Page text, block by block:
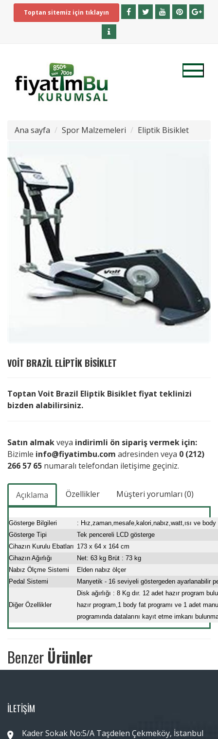
Toptan sitemiz için tıklayın
Ana sayfa Spor Malzemeleri Eliptik Bisiklet
VOIT BRAZIL ELIPTIK BISIKLET
Toptan Voit Brazil Eliptik Bisiklet fiyat teklinizi
bizden alabilirsiniz.
Satın almakveya indirimli ön sipariş vermek için:
Bizimle info@fiyatimbu.com adresinden veya 0 (212)
266 57 65 numaralı telefondan iletişime geçiniz.
Açıklama Özellikler Müşteri yorumları (0)
Gösterge Bilgileri
: Hız,zaman,mesafe,kalori,nabız,watt,ısı ve
Gösterge Tipi
Tek pencereli LCD gösterge
Cihazın Kurulu Ebatları 173 x 64 x 164 cm
Cihazın Ağırlığı
Net: 63 kg Brüt : 73 kg
Nabız Ölçme Sistemi
Elden nabız ölçer
Pedal Sistemi
Manyetik - 16 seviyeli göstergeden ayarlanabilir
Diğer Özellikler
Disk ağırlığı : 8 Kg dır. 12 adet hazır program
hazır program,1 body fat programı ve 1 adet
programında datalarını kayıt etme imkanı
Benzer Ürünler
İLETİŞİM
Kader Sokak No:5/A Taşdelen Çekmeköy, İstanbul